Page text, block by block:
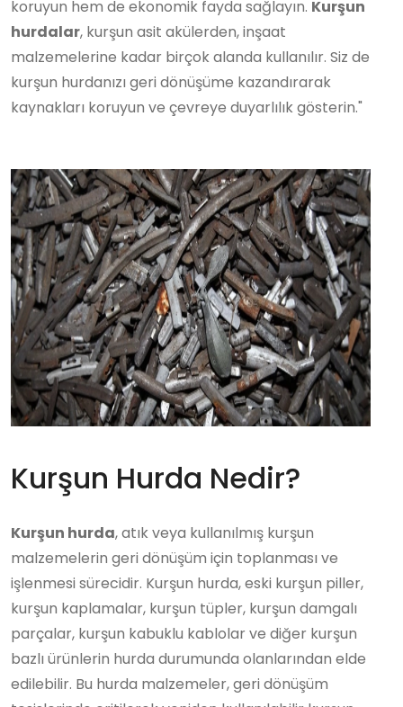
koruyun hem de ekonomik fayda sağlayın. Kurşun
hurdalar, kurşun asit akülerden, inşaat
malzemelerine kadar birçok alanda kullanılır. Siz de
kurşun hurdanızı geri dönüşüme kazandırarak
kaynakları koruyun ve çevreye duyarlılık gösterin."
Kurşun Hurda Nedir?
Kurşun hurda, atık veya kullanılmış kurşun
malzemelerin geri dönüşüm için toplanması ve
işlenmesi sürecidir. Kurşun hurda, eski kurşun piller,
kurşun kaplamalar, kurşun tüpler, kurşun damgalı
parçalar, kurşun kabuklu kablolar ve diğer kurşun
bazlı ürünlerin hurda durumunda olanlarından elde
edilebilir. Bu hurda malzemeler, geri dönüşüm